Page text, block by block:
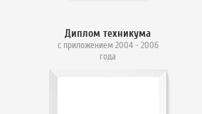
Диплом техникума
с приложением 2004 - 2006
года